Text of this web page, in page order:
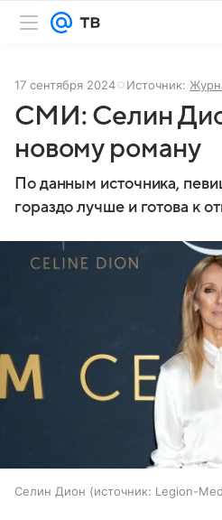
17 сентября 2024 Источник:
СМИ: Селин
новому роману
По данным источника,
гораздо лучше и готова к
Селин Дион источник: Legion-